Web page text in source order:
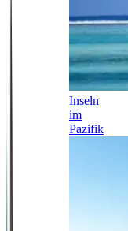
Inseln
im
Pazifik